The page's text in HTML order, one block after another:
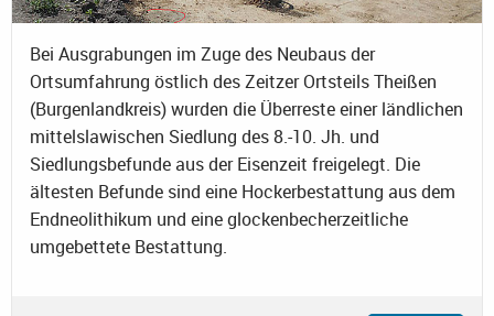
Bei Ausgrabungen im Zuge des Neubaus der
Ortsumfahrung östlich des Zeitzer Ortsteils Theißen
(Burgenlandkreis) wurden die Überreste einer ländlichen
mittelslawischen Siedlung des 8.-10. Jh. und
Siedlungsbefunde aus der Eisenzeit freigelegt. Die
ältesten Befunde sind eine Hockerbestattung aus dem
Endneolithikum und eine glockenbecherzeitliche
umgebettete Bestattung.